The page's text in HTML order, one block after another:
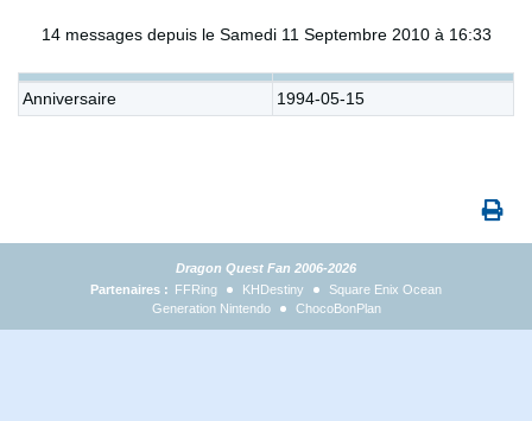
14 messages depuis le Samedi 11 Septembre 2010 à 16:33
Anniversaire 1994-05-15
Dragon Quest Fan 2006-2026
Partenaires : FFRing KHDestiny
Square Enix Ocean
Generation Nintendo
ChocoBonPlan